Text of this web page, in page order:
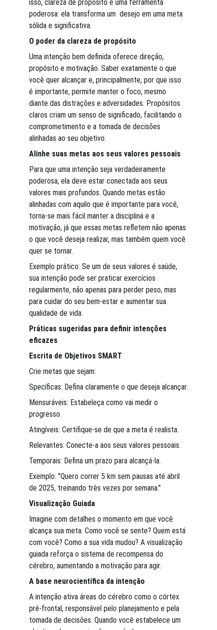
isso, clareza de propósito é uma ferramenta
poderosa: ela transforma um  desejo em uma meta
sólida e significativa.
O poder da clareza de propósito
Uma intenção bem definida oferece direção,
propósito e motivação. Saber exatamente o que
você quer alcançar e, principalmente, por que isso
é importante, permite manter o foco, mesmo
diante das distrações e adversidades. Propósitos
claros criam um senso de significado, facilitando o
comprometimento e a tomada de decisões
alinhadas ao seu objetivo.
Alinhe suas metas aos seus valores pessoais
Para que uma intenção seja verdadeiramente
poderosa, ela deve estar conectada aos seus
valores mais profundos. Quando metas estão
alinhadas com aquilo que é importante para você,
torna-se mais fácil manter a disciplina e a
motivação, já que essas metas refletem não apenas
o que você deseja realizar, mas também quem você
quer se tornar.
Exemplo prático: Se um de seus valores é saúde,
sua intenção pode ser praticar exercícios
regularmente, não apenas para perder peso, mas
para cuidar do seu bem-estar e aumentar sua
qualidade de vida.
Práticas sugeridas para definir intenções
eficazes
Escrita de Objetivos SMART
Crie metas que sejam:
Specíficas: Defina claramente o que deseja alcançar.
Mensuráveis: Estabeleça como vai medir o
progresso.
Atingíveis: Certifique-se de que a meta é realista.
Relevantes: Conecte-a aos seus valores pessoais.
Temporais: Defina um prazo para alcançá-la.
Exemplo: "Quero correr 5 km sem pausas até abril
de 2025, treinando três vezes por semana."
Visualização Guiada
Imagine com detalhes o momento em que você
alcança sua meta. Como você se sente? Quem está
com você? Como a sua vida mudou? A visualização
guiada reforça o sistema de recompensa do
cérebro, aumentando a motivação para agir.
A base neurocientífica da intenção
A intenção ativa áreas do cérebro como o córtex
pré-frontal, responsável pelo planejamento e pela
tomada de decisões. Quando você estabelece um